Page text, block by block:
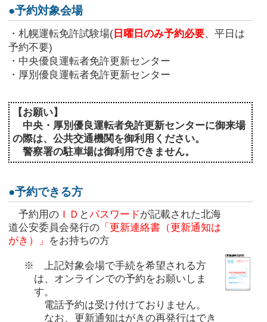
●予約対象会場
・札幌運転免許試験場(日曜日のみ予約必要、平日は
予約不要)
・中央優良運転者免許更新センター
・厚別優良運転者免許更新センター
【お願い】
中央・厚別優良運転者免許更新センターに御来場
の際は、公共交通機関を御利用ください。
警察署の駐車場は御利用できません。
●予約できる方
予約用のＩＤ とパスワードが記載された北海
道公安委員会発行の「更新連絡書（更新通知は
がき）」
をお持ちの方
※
上記対象会場で手続を希望される方
は、オンラインでの予約をお願いしま
す。
電話予約は受け付けておりません。
なお、更新通知はがきの再発行はでき